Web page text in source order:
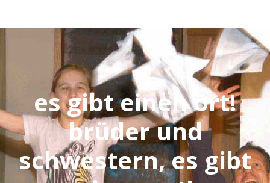
es gibt einen ort!
brüder und
schwestern, es gibt